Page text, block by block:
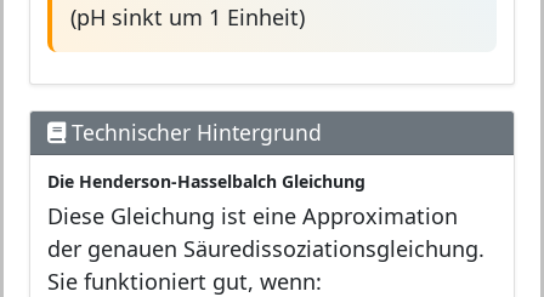
(pH sinkt um 1 Einheit)
Technischer Hintergrund
Die Henderson-Hasselbalch Gleichung
Diese Gleichung ist eine Approximation
der genauen Säuredissoziationsgleichung.
Sie funktioniert gut, wenn: